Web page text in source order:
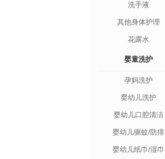
洗手液
其他身体护理
花露水
婴童洗护
孕妈洗护
婴幼儿洗护
婴幼儿口腔清洁
婴幼儿驱蚊/防痱
婴幼儿纸巾/湿巾